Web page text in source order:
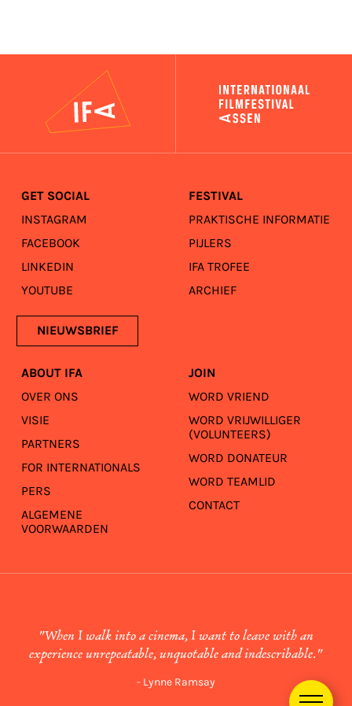
GET SOCIAL
INSTAGRAM
FACEBOOK
LINKEDIN
YOUTUBE
NIEUWSBRIEF
FESTIVAL
PRAKTISCHE INFORMATIE
PIJLERS
IFA TROFEE
ARCHIEF
ABOUT IFA
OVER ONS
VISIE
PARTNERS
FOR INTERNATIONALS
PERS
ALGEMENE
VOORWAARDEN
JOIN
WORD VRIEND
WORD VRIJWILLIGER
(VOLUNTEERS)
WORD DONATEUR
WORD TEAMLID
CONTACT
"When I walk into a cinema, I want to leave with an
experience unrepeatable, unquotable and indescribable."
- Lynne Ramsay